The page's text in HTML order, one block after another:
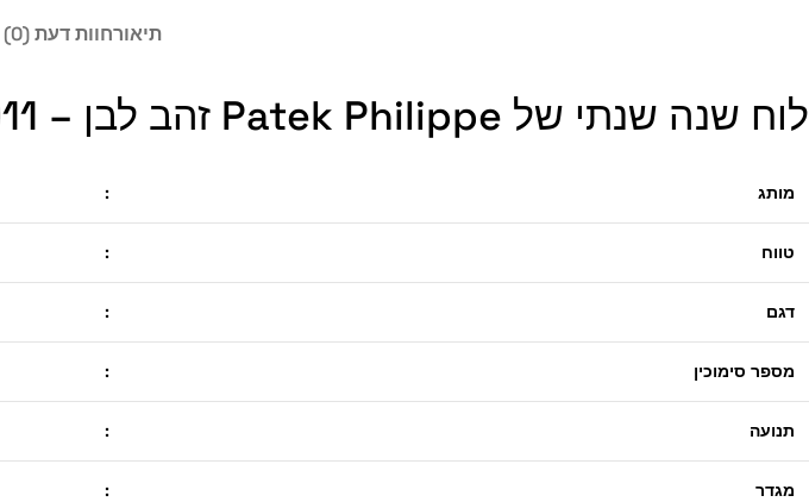
תיאורחוות דעת (0)
לוח שנה שנתי של Patek Philippe זהב לבן – 5396G-011 העתק
מותג :
טווח :
דגם :
מספר סימוכין :
תנועה :
מגדר :